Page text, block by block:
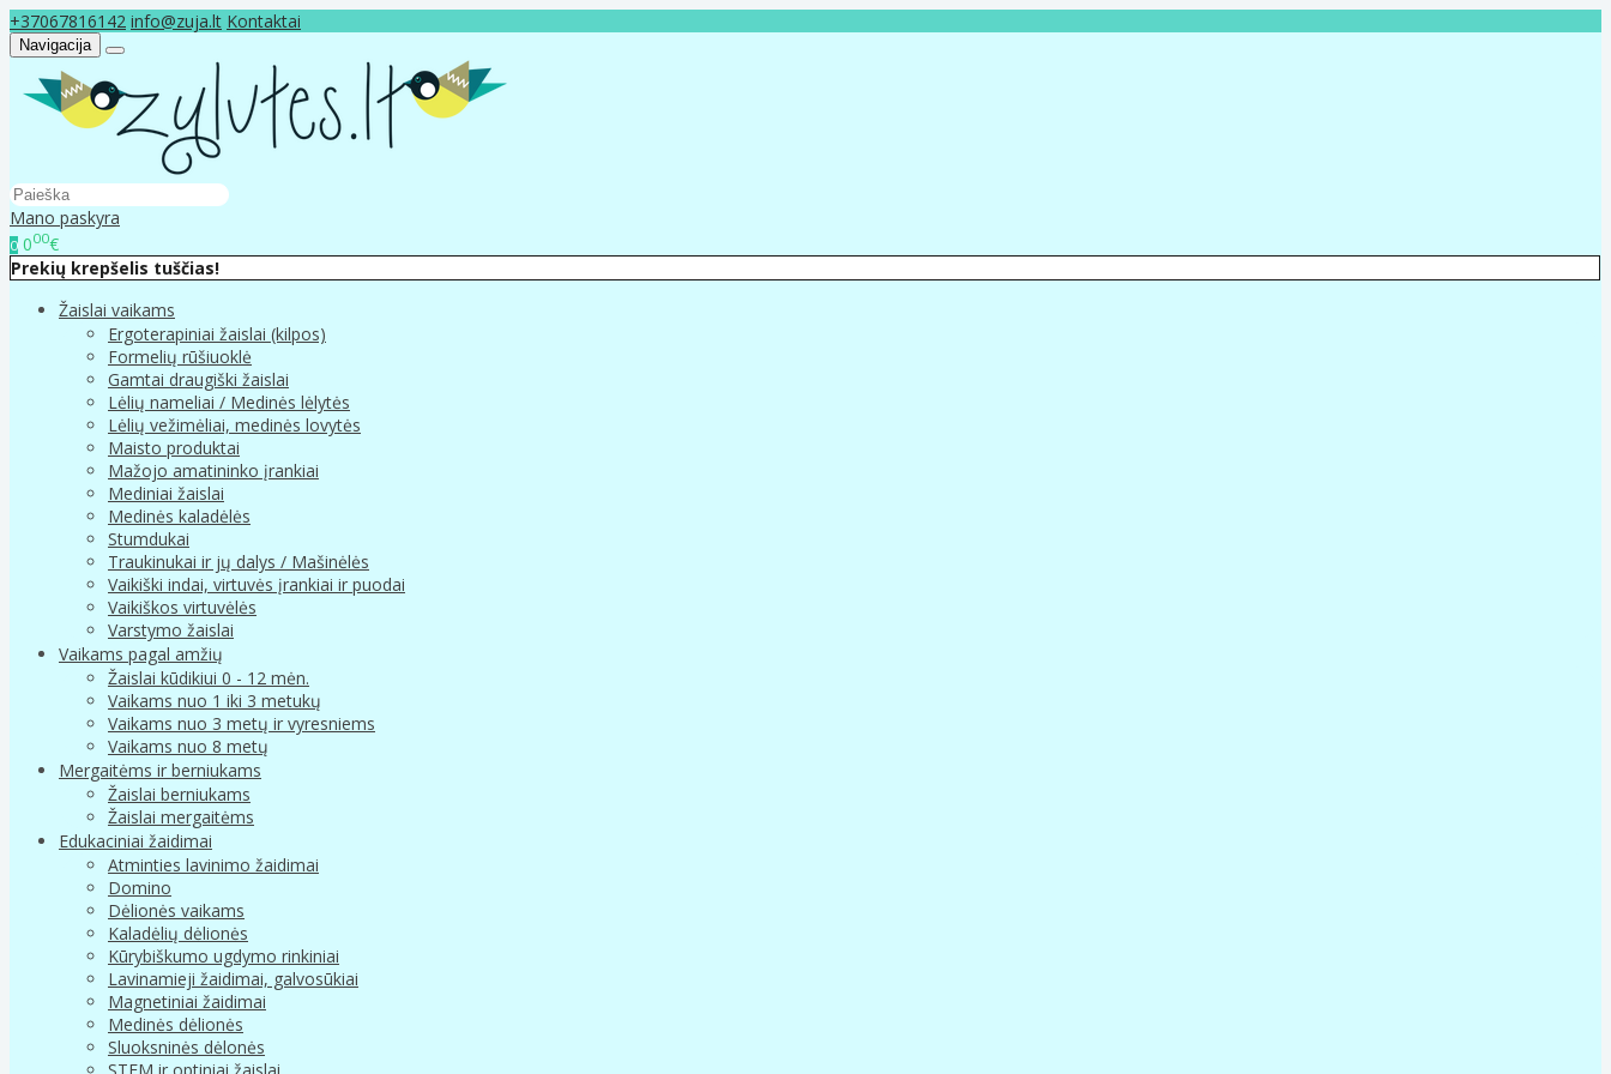
+37067816142 info@zuja.lt Kontaktai
Navigacija
Mano paskyra
0 000€
Prekių krepšelis tuščias!
Žaislai vaikams
Ergoterapiniai žaislai (kilpos)
Formelių rūšiuoklė
Gamtai draugiški žaislai
Lėlių nameliai / Medinės lėlytės
Lėlių vežimėliai, medinės lovytės
Maisto produktai
Mažojo amatininko įrankiai
Mediniai žaislai
Medinės kaladėlės
Stumdukai
Traukinukai ir jų dalys / Mašinėlės
Vaikiški indai, virtuvės įrankiai ir puodai
Vaikiškos virtuvėlės
Varstymo žaislai
Vaikams pagal amžių
Žaislai kūdikiui 0 - 12 mėn.
Vaikams nuo 1 iki 3 metukų
Vaikams nuo 3 metų ir vyresniems
Vaikams nuo 8 metų
Mergaitėms ir berniukams
Žaislai berniukams
Žaislai mergaitėms
Edukaciniai žaidimai
Atminties lavinimo žaidimai
Domino
Dėlionės vaikams
Kaladėlių dėlionės
Kūrybiškumo ugdymo rinkiniai
Lavinamieji žaidimai, galvosūkiai
Magnetiniai žaidimai
Medinės dėlionės
Sluoksninės dėlonės
STEM ir optiniai žaislai